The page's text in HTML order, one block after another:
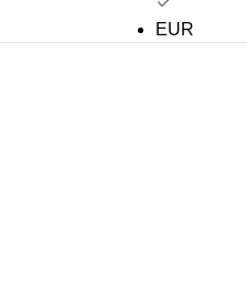
EUR